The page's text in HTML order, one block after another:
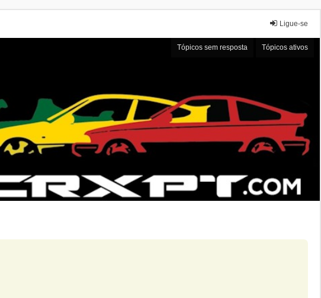
Ligue-se
Tópicos sem resposta Tópicos ativos